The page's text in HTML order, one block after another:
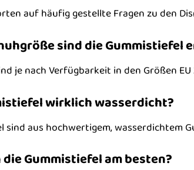
auf häufig gestellte Fragen zu den
sind die Gummistiefel
je nach Verfügbarkeit in den Größen
wirklich wasserdicht?
sind aus hochwertigem, wasserdichtem
Gummistiefel am besten?